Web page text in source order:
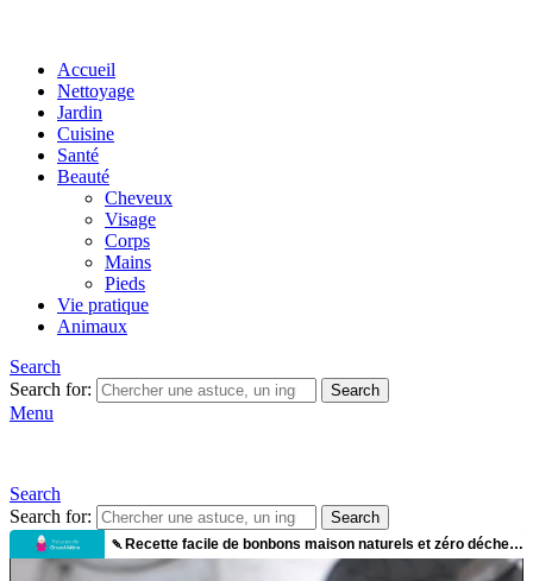
Accueil
Nettoyage
Jardin
Cuisine
Santé
Beauté
Cheveux
Visage
Corps
Mains
Pieds
Vie pratique
Animaux
Search
Search for:
Search
Menu
Search
Search for:
Search